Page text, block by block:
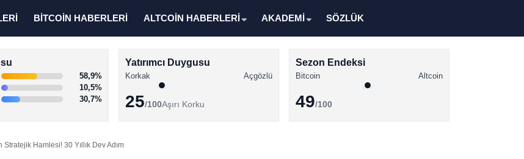
BİTCOİN HABERLERİ ALTCOİN HABERLERİ AKADEMİ SÖZLÜK
58,9%
10,5%
30,7%
Yatırımcı Duygusu
Korkak Açgözlü
25/100Aşırı Korku
Sezon Endeksi
Bitcoin Altcoin
49/100
Hamlesi! 30 Yıllık Dev Adım